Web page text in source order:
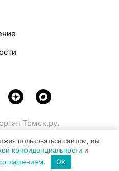
Томск.ру.
связи и массовых
Федерации.
пользоваться сайтом, вы
конфиденциальности и
. OK